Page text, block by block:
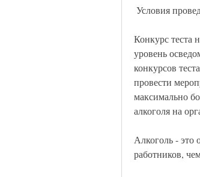
Условия
Конкурс теста
уровень
конкурсов
провести
максимально
алкоголя на
Алкоголь - это
работников,